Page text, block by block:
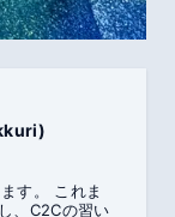
れま
、C2Cの習い